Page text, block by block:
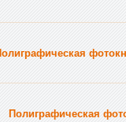
Полиграфическая